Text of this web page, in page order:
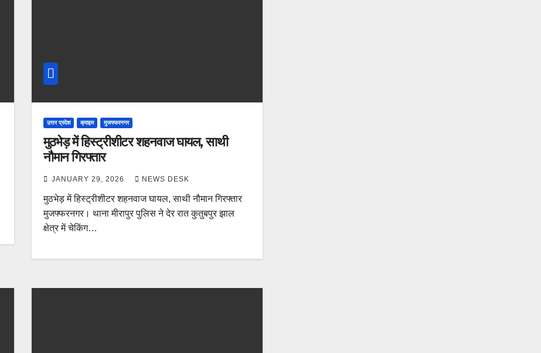
उत्तर प्रदेश क्राइम मुजफ्फरनगर
मुठभेड़ में हिस्ट्रीशीटर शहनवाज घायल, साथी
नौमान गिरफ्तार
JANUARY 29, 2026 NEWS DESK
मुठभेड़ में हिस्ट्रीशीटर शहनवाज घायल, साथी नौमान गिरफ्तार
मुजफ्फरनगर। थाना मीरापुर पुलिस ने देर रात कुतुबपुर झाल
क्षेत्र में चेकिंग…